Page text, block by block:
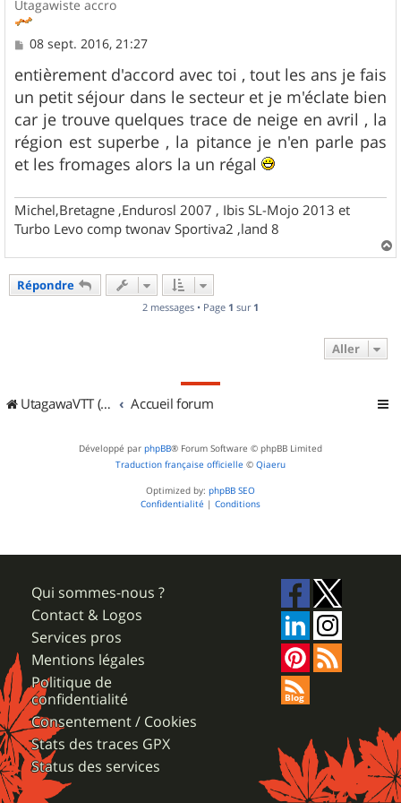
Utagawiste accro
M
s
s
a
g
e
08 sept. 2016, 21:27
entièrement d'accord avec toi , tout les ans je fais
un petit séjour dans le secteur et je m'éclate bien
car je trouve quelques trace de neige en avril , la
région est superbe , la pitance je n'en parle pas
et les fromages alors la un régal
Michel,Bretagne ,Endurosl 2007 , Ibis SL-Mojo 2013 et
Turbo Levo comp twonav Sportiva2 ,land 8
a
Répondre
2 messages • Page 1 sur 1
Aller
UtagawaVTT (Randos VTT et VTTAE avec traces GPS) Accueil forum
Développé par phpBB® Forum Software © phpBB Limited
Traduction française officielle © Qiaeru
Optimized by: phpBB SEO
Confidentialité | Conditions
Qui sommes-nous ?
Contact & Logos
Services pros
Mentions légales
Politique de
confidentialité
Consentement / Cookies
Stats des traces GPX
Status des services